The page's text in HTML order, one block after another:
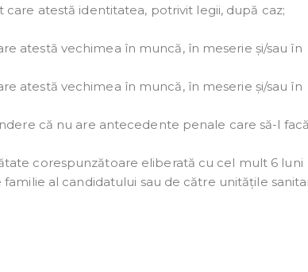
atestă identitatea, potrivit legii, după caz;
atestă vechimea în muncă, în meserie și/sau în
atestă vechimea în muncă, în meserie și/sau în
că nu are antecedente penale care să-l facă
corespunzătoare eliberată cu cel mult 6 luni
al candidatului sau de către unitățile